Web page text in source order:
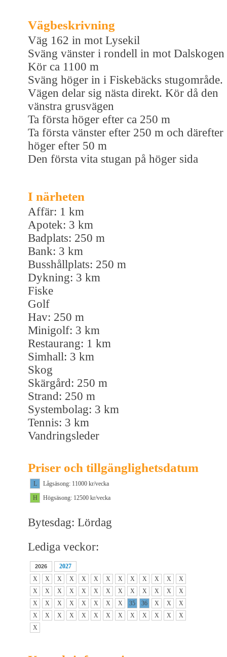
Vägbeskrivning
Väg 162 in mot Lysekil
Sväng vänster i rondell in mot Dalskogen
Kör ca 1100 m
Sväng höger in i Fiskebäcks stugområde.
Vägen delar sig nästa direkt. Kör då den
vänstra grusvägen
Ta första höger efter ca 250 m
Ta första vänster efter 250 m och därefter
höger efter 50 m
Den första vita stugan på höger sida
I närheten
Affär: 1 km
Apotek: 3 km
Badplats: 250 m
Bank: 3 km
Busshållplats: 250 m
Dykning: 3 km
Fiske
Golf
Hav: 250 m
Minigolf: 3 km
Restaurang: 1 km
Simhall: 3 km
Skog
Skärgård: 250 m
Strand: 250 m
Systembolag: 3 km
Tennis: 3 km
Vandringsleder
Priser och tillgänglighetsdatum
L
Lågsäsong: 11000 kr/vecka
H
Högsäsong: 12500 kr/vecka
Bytesdag: Lördag
Lediga veckor:
2026
2027
X
X X X X X X X X X X X
X
X
X X X X X X X X X X X
X
X
X X X X X X X 35 36 X X
X
X
X X X X X X X X X X X
X
X